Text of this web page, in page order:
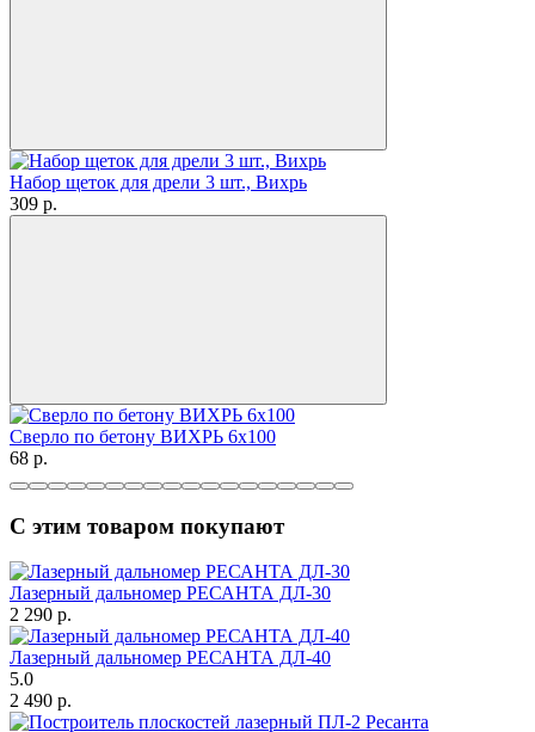
Набор щеток для дрели 3 шт., Вихрь
309 p.
Сверло по бетону ВИХРЬ 6x100
68 p.
С этим товаром покупают
Лазерный дальномер РЕСАНТА ДЛ-30
2 290 p.
Лазерный дальномер РЕСАНТА ДЛ-40
5.0
2 490 p.